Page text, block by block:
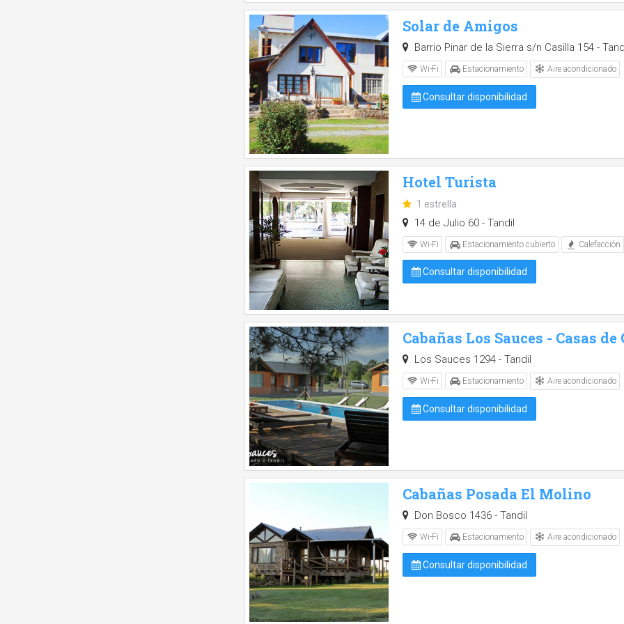
Solar de Amigos
Barrio Pinar de la Sierra s/n Casilla 154 -
Wi-Fi Estacionamiento Aire acondicionado
Consultar disponibilidad
Hotel Turista
1 estrella
14 de Julio 60 - Tandil
Wi-Fi Estacionamiento cubierto Calefacción
Consultar disponibilidad
Cabañas Los Sauces - Casas de
Los Sauces 1294 - Tandil
Wi-Fi Estacionamiento Aire acondicionado
Consultar disponibilidad
Cabañas Posada El Molino
Don Bosco 1436 - Tandil
Wi-Fi Estacionamiento Aire acondicionado
Consultar disponibilidad